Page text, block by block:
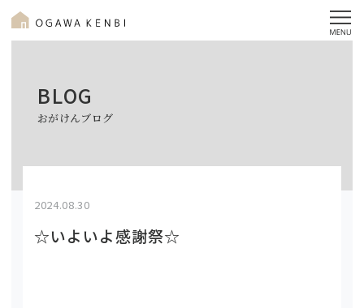
BLOG
おがけんブログ
2024.08.30
☆いよいよ感謝祭☆